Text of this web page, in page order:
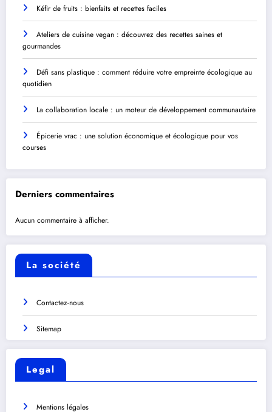
Kéfir de fruits : bienfaits et recettes faciles
Ateliers de cuisine vegan : découvrez des recettes saines et
gourmandes
Défi sans plastique : comment réduire votre empreinte écologique au
quotidien
La collaboration locale : un moteur de développement communautaire
Épicerie vrac : une solution économique et écologique pour vos
courses
Derniers commentaires
Aucun commentaire à afficher.
La société
Contactez-nous
Sitemap
Legal
Mentions légales